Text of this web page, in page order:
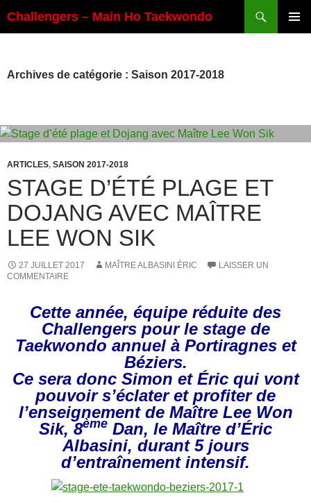
au
Challengers – Main Ho Taekwondo
Archives de catégorie : Saison 2017-2018
ARTICLES, SAISON 2017-2018
STAGE D’ÉTÉ PLAGE ET
DOJANG AVEC MAÎTRE
LEE WON SIK
27 JUILLET 2017 MAÎTRE ALBASINI ÉRIC
LAISSER UN
COMMENTAIRE
Cette année, équipe réduite des
Challengers pour le stage de
Taekwondo annuel à Portiragnes et
Béziers.
Ce sera donc Simon et Éric qui vont
pouvoir s’éclater et profiter de
l’enseignement de Maître Lee Won
Sik, 8ème Dan, le Maître d’Éric
Albasini, durant 5 jours
d’entraînement intensif.